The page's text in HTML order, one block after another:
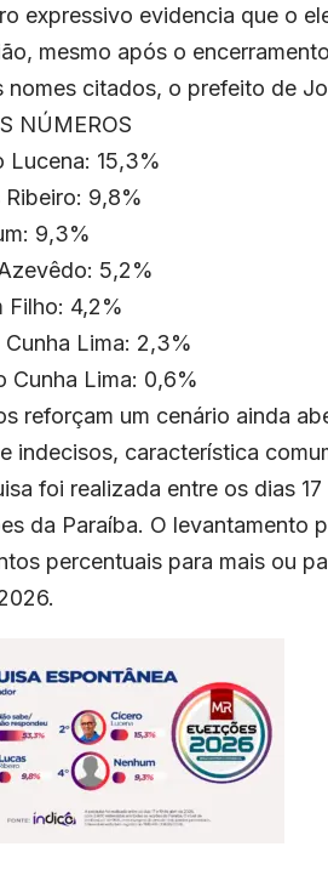
expressivo evidencia que o
mesmo após o
nomes citados, o prefeito de
NÚMEROS
Lucena: 15,3%
9,8%
9,3%
5,2%
Filho: 4,2%
Lima: 2,3%
Cunha Lima: 0,6%
reforçam um cenário ainda
indecisos, característica
foi realizada entre os dias
da Paraíba. O levantamento
percentuais para mais ou